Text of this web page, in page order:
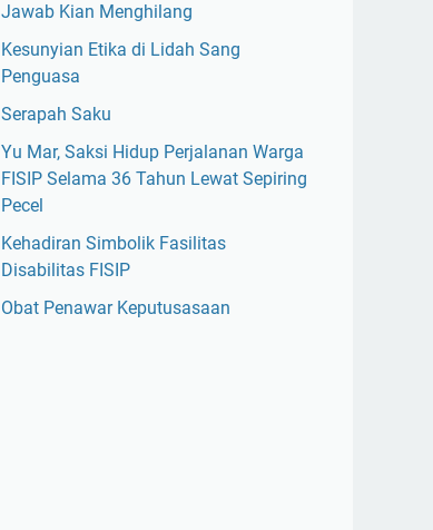
Jawab Kian Menghilang
Kesunyian Etika di Lidah Sang
Penguasa
Serapah Saku
Yu Mar, Saksi Hidup Perjalanan Warga
FISIP Selama 36 Tahun Lewat Sepiring
Pecel
Kehadiran Simbolik Fasilitas
Disabilitas FISIP
Obat Penawar Keputusasaan